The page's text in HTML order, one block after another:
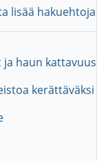
lisää hakuehtoja
ja haun kattavuus
kerättäväksi